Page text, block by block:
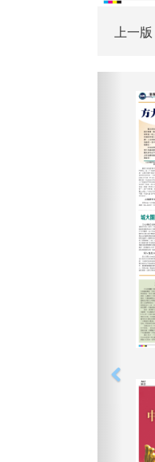
上一版